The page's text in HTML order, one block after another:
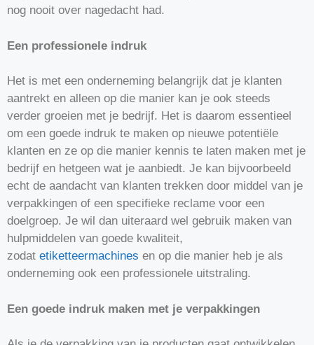
nog nooit over nagedacht had.
Een professionele indruk
Het is met een onderneming belangrijk dat je klanten
aantrekt en alleen op die manier kan je ook steeds
verder groeien met je bedrijf. Het is daarom essentieel
om een goede indruk te maken op nieuwe potentiële
klanten en ze op die manier kennis te laten maken met je
bedrijf en hetgeen wat je aanbiedt. Je kan bijvoorbeeld
echt de aandacht van klanten trekken door middel van je
verpakkingen of een specifieke reclame voor een
doelgroep. Je wil dan uiteraard wel gebruik maken van
hulpmiddelen van goede kwaliteit,
zodat etiketteermachines en op die manier heb je als
onderneming ook een professionele uitstraling.
Een goede indruk maken met je verpakkingen